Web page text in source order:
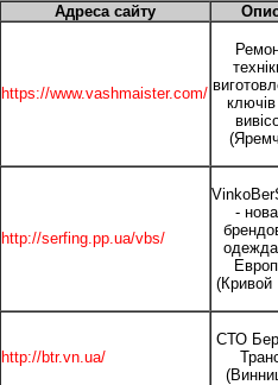
Адреса сайту
https://www.vashmaister.com/
http://serfing.pp.ua/vbs/
-
(Кривой
http://btr.vn.ua/
СТО